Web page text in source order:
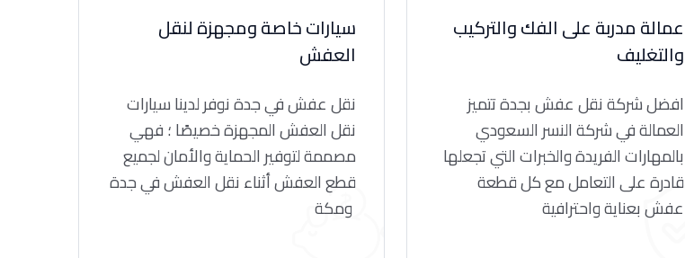
سيارات خاصة ومجهزة لنقل
العفش
نقل عفش في جدة نوفر لدينا سيارات
نقل العفش المجهزة خصيصًا ؛ فهي
مصممة لتوفير الحماية والأمان لجميع
قطع العفش أثناء نقل العفش في جدة
عمالة مدربة على الفك والتركيب
والتغليف
افضل شركة نقل عفش بجدة تتميز
العمالة في شركة النسر السعودي
بالمهارات الفريدة والخبرات التي تجعلها
قادرة على التعامل مع كل قطعة
عفش بعناية واحترافية